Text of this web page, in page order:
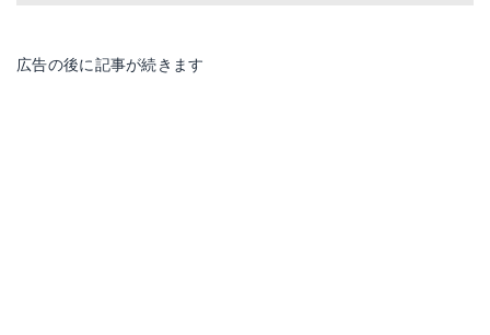
広告の後に記事が続きます